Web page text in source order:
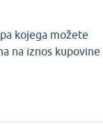
kojega možete
na iznos kupovine